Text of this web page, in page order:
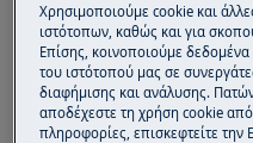
σφάλματος F602
Εφαρμόζεται σε:
εντοιχιζομενος
Χρησιμοποιούμε cookie και
ιστότοπων, καθώς και για
Επίσης, κοινοποιούμε
του ιστότοπού μας σε
διαφήμισης και ανάλυσης.
αποδέχεστε τη χρήση cookie
πληροφορίες, επισκεφτείτε την